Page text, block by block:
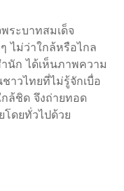
ระบาทสมเด็จ
ไม่ว่าใกล้หรือไกล
นัก ได้เห็นภาพความ
าวไทยที่ไม่รู้จักเบื่อ
ล้ชิด จึงถ่ายทอด
ดยทั่วไปด้วย